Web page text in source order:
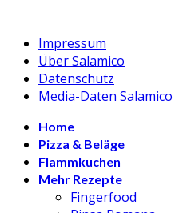
Impressum
Über Salamico
Datenschutz
Media-Daten Salamico
Home
Pizza & Beläge
Flammkuchen
Mehr Rezepte
Fingerfood